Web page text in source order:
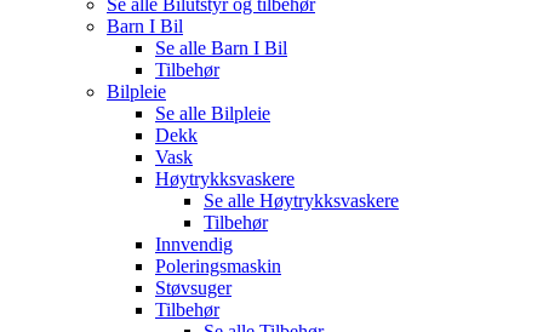
Barn I Bil
Se alle Barn I Bil
Tilbehør
Bilpleie
Se alle Bilpleie
Dekk
Vask
Høytrykksvaskere
Se alle Høytrykksvaskere
Tilbehør
Innvendig
Poleringsmaskin
Støvsuger
Tilbehør